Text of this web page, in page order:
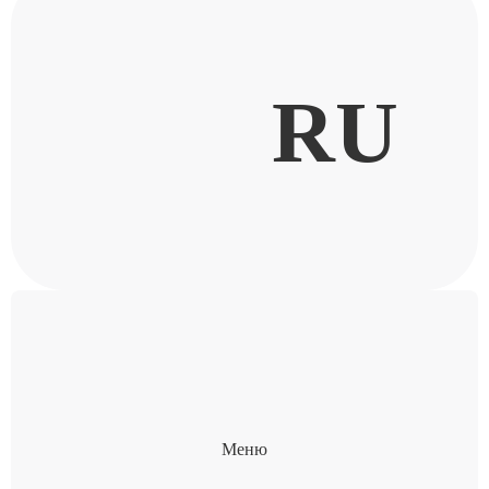
RU
Меню